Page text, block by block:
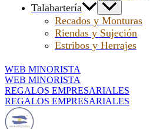
Talabartería
Recados y Monturas
Riendas y Sujeción
Estribos y Herrajes
WEB MINORISTA
WEB MINORISTA
REGALOS EMPRESARIALES
REGALOS EMPRESARIALES